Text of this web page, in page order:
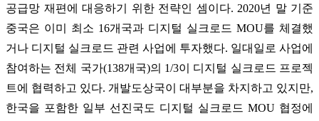
공급망 재편에 대응하기 위한 전략인 셈이다. 2020년 말 기준
중국은 이미 최소 16개국과 디지털 실크로드 MOU를 체결했
거나 디지털 실크로드 관련 사업에 투자했다. 일대일로 사업에
참여하는 전체 국가(138개국)의 1/3이 디지털 실크로드 프로젝
트에 협력하고 있다. 개발도상국이 대부분을 차지하고 있지만,
한국을 포함한 일부 선진국도 디지털 실크로드 MOU 협정에